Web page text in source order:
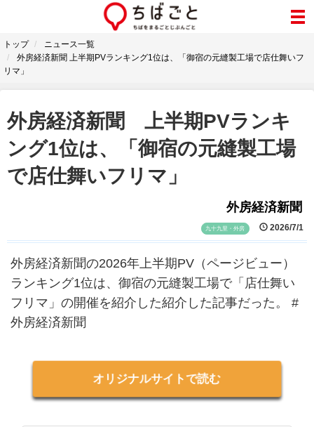
トップ
ニュース一覧
外房経済新聞 上半期PVランキング1位は、「御宿の元縫製工場で店仕舞いフ
リマ」
外房経済新聞 上半期PVランキ
ング1位は、「御宿の元縫製工場
で店仕舞いフリマ」
外房経済新聞
九十九里・外房 2026/7/1
外房経済新聞の2026年上半期PV（ページビュー）
ランキング1位は、御宿の元縫製工場で「店仕舞い
フリマ」の開催を紹介した紹介した記事だった。 #
外房経済新聞
オリジナルサイトで読む